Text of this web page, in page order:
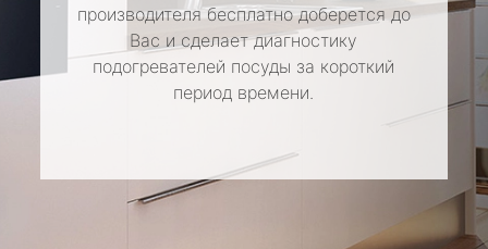
производителя бесплатно доберется до
Вас и сделает диагностику
подогревателей посуды за короткий
период времени.